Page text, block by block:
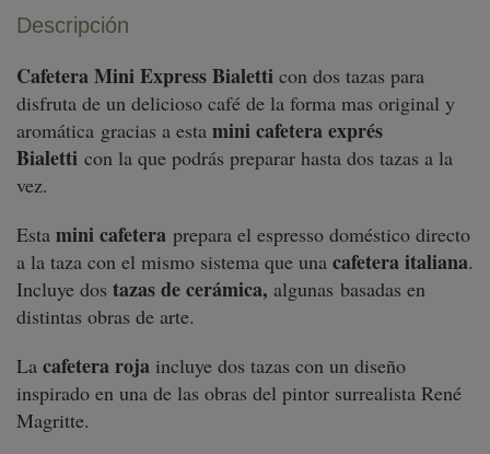
Descripción
Cafetera Mini Express Bialetti con dos tazas para
disfruta de un delicioso café de la forma mas original y
aromática gracias a esta mini cafetera exprés
Bialetti con la que podrás preparar hasta dos tazas a la
vez.
Esta mini cafetera prepara el espresso doméstico directo
a la taza con el mismo sistema que una cafetera italiana.
Incluye dos tazas de cerámica, algunas basadas en
distintas obras de arte.
La cafetera roja incluye dos tazas con un diseño
inspirado en una de las obras del pintor surrealista René
Magritte.